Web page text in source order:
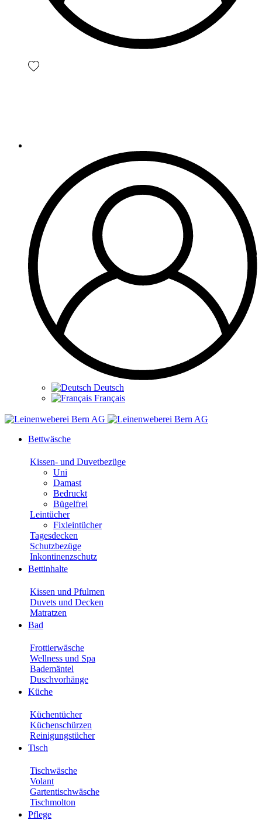
Deutsch
Français
Bettwäsche
Kissen- und Duvetbezüge
Uni
Damast
Bedruckt
Bügelfrei
Leintücher
Fixleintücher
Tagesdecken
Schutzbezüge
Inkontinenzschutz
Bettinhalte
Kissen und Pfulmen
Duvets und Decken
Matratzen
Bad
Frottierwäsche
Wellness und Spa
Bademäntel
Duschvorhänge
Küche
Küchentücher
Küchenschürzen
Reinigungstücher
Tisch
Tischwäsche
Volant
Gartentischwäsche
Tischmolton
Pflege